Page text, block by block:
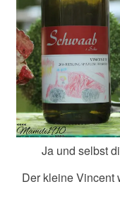
Ja und selbst
Der kleine Vincent